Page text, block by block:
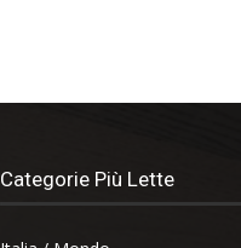
Categorie Più Lette